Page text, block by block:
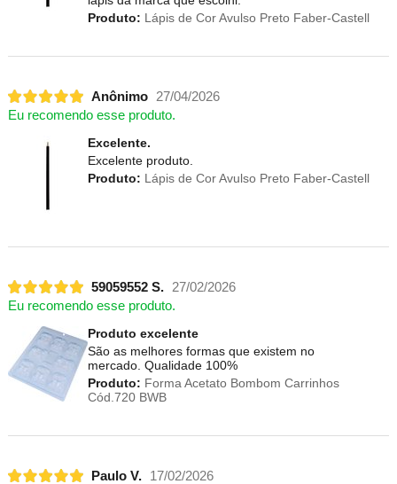
Produto: Lápis de Cor Avulso Preto Faber-Castell
Anônimo
27/04/2026
Eu recomendo esse produto.
Excelente.
Excelente produto.
Produto: Lápis de Cor Avulso Preto Faber-Castell
59059552 S.
27/02/2026
Eu recomendo esse produto.
Produto excelente
São as melhores formas que existem no
mercado. Qualidade 100%
Produto: Forma Acetato Bombom Carrinhos
Cód.720 BWB
Paulo V.
17/02/2026